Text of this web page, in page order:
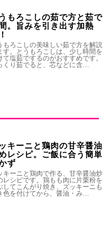
もろこしの茹で方と茹で
。旨みを引き出す加熱
もろこしの美味しい茹で方を解説
す。とうもろこしは、少し時間を
て塩茹でするのがおすすめです。
くり茹でると、芯などに含…
キーニと鶏肉の甘辛醤油
レシピ。ご飯に合う簡単
ず
キーニと鶏肉で作る、甘辛醤油炒
レシピです。鶏もも肉に片栗粉を
してこんがり焼き、ズッキーニも
色を付けてから、醤油・み…